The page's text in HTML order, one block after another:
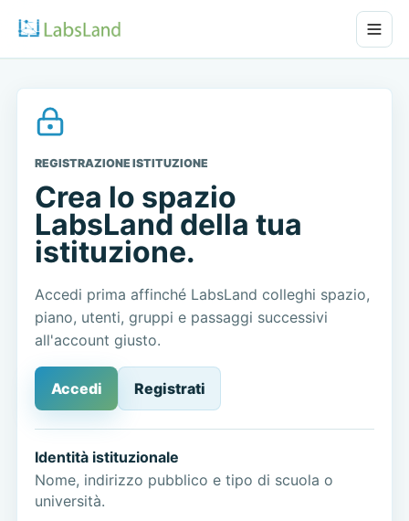
REGISTRAZIONE ISTITUZIONE
Crea lo spazio
LabsLand della tua
istituzione.
Accedi prima affinché LabsLand colleghi spazio,
piano, utenti, gruppi e passaggi successivi
all'account giusto.
Accedi Registrati
Identità istituzionale
Nome, indirizzo pubblico e tipo di scuola o
università.